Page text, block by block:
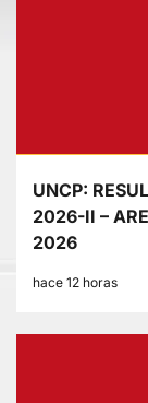
UNCP:
2026-II –
2026
hace 12 horas